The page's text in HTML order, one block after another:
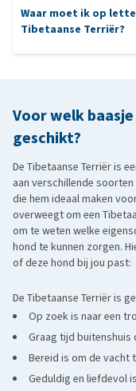
De Nederlandse
herdershond. Met een
dit ras iets groter dan
elkaar!
Waar moet ik op
Tibetaanse Terriër?
Voor welk
geschikt?
De Tibetaanse Terriër is
aan verschillende
die hem ideaal maken
overweegt om een
om te weten welke
hond te kunnen zorgen.
of deze hond bij jou past:
De Tibetaanse Terriër is
Op zoek is naar een
Graag tijd
Bereid is om de vacht
Geduldig en liefdevol is